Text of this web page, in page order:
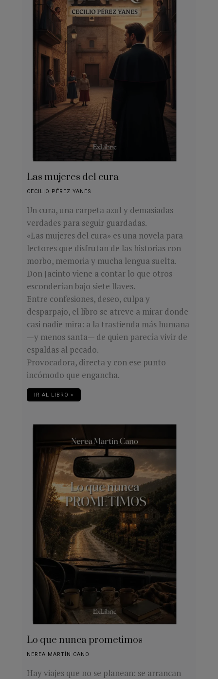
Las mujeres del cura
CECILIO PÉREZ YANES
Un cura, una carpeta azul y demasiadas
verdades para seguir guardadas.
«Las mujeres del cura» es una novela para
lectores que disfrutan de las historias con
morbo, memoria y mucha lengua suelta.
Don Jacinto viene a contar lo que otros
esconderían bajo siete llaves.
Entre confesiones, deseo, culpa y
desparpajo, el libro se atreve a mirar donde
casi nadie mira: a la trastienda más humana
—y menos santa— de quien parecía vivir de
espaldas al pecado.
Provocadora, directa y con ese punto
incómodo que engancha.
IR AL LIBRO »
Lo que nunca prometimos
NEREA MARTÍN CANO
Hay viajes que no se planean: se arrancan